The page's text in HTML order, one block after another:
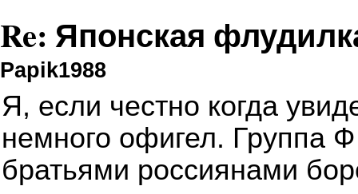
Re: Японская
Papik1988
Я, если честно когда
немного офигел. Группа
братьями россиянами